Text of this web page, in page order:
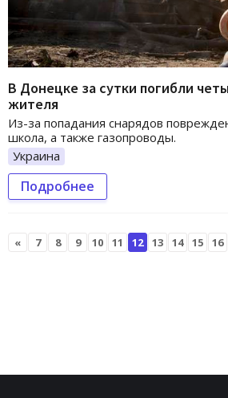
В Донецке за сутки погибли
жителя
Из-за попадания снарядов
школа, а также газопроводы.
Украина
Подробнее
« 7 8 9 10 11 12 13 14 15 16